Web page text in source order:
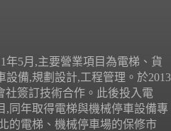
年5月,主要營業項目為電梯、貨
備,規劃設計,工程管理。於2013
社簽訂技術合作。此後投入電
,同年取得電梯與機械停車設備專
的電梯、機械停車場的保修市